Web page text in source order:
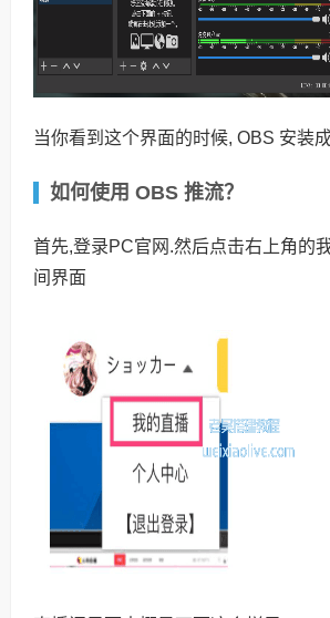
当你看到这个界面的时候, OBS 安装
如何使用 OBS 推流？
首先,登录PC官网.然后点击右上角的
间界面